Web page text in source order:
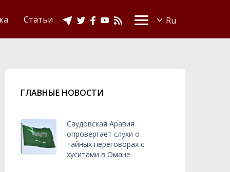
Статьи
ГЛАВНЫЕ НОВОСТИ
Саудовская Аравия
опровергает слухи о
тайных переговорах с
хуситами в Омане